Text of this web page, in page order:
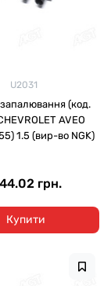
U2031
(код.
AVEO
1.5 (вир-во NGK)
грн.
Купити